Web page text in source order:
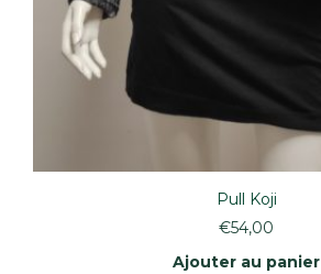
Pull Koji
€54,00
Ajouter au panier